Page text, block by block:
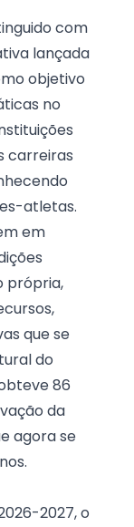
com
lançada
objetivo
no
carreiras
atletas.
em
própria,
que se
do
86
da
agora se
2027, o